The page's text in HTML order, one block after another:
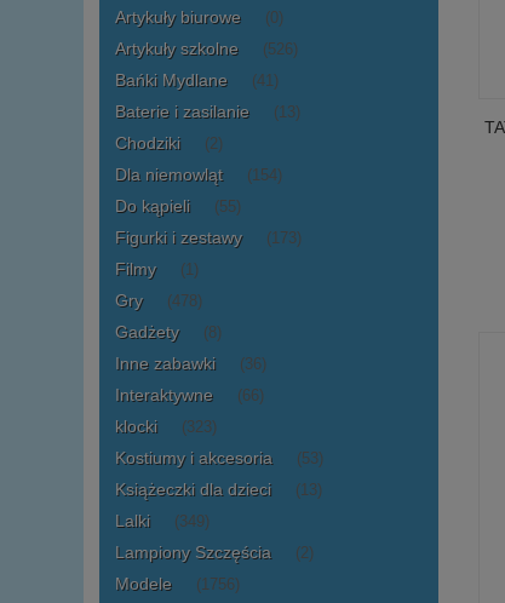
Artykuły biurowe (0)
Artykuły szkolne (526)
Bańki Mydlane (41)
Baterie i zasilanie (13)
Chodziki (2)
Dla niemowląt (154)
Do kąpieli (55)
Figurki i zestawy (173)
Filmy (1)
Gry (478)
Gadżety (8)
Inne zabawki (36)
Interaktywne (66)
klocki (323)
Kostiumy i akcesoria (53)
Książeczki dla dzieci (13)
Lalki (349)
Lampiony Szczęścia (2)
Modele (1756)